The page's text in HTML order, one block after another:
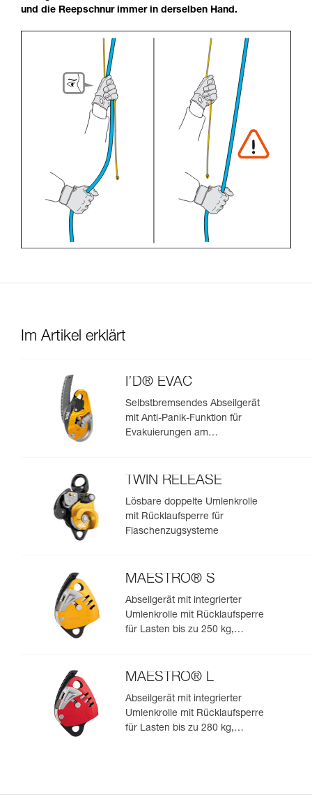
und die Reepschnur immer in derselben Hand.
Im Artikel erklärt
I’D® EVAC
Selbstbremsendes Abseilgerät
mit Anti-Panik-Funktion für
Evakuierungen am
TWIN RELEASE
Lösbare doppelte Umlenkrolle
mit Rücklaufsperre für
Flaschenzugsysteme
MAESTRO® S
Abseilgerät mit integrierter
Umlenkrolle mit Rücklaufsperre
für Lasten bis zu 250 kg,
MAESTRO® L
Abseilgerät mit integrierter
Umlenkrolle mit Rücklaufsperre
für Lasten bis zu 280 kg,